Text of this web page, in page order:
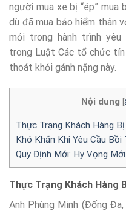
người mua xe bị “ép” mua
dù đã mua bảo hiểm thân
mỏi trong hành trình
trong Luật Các tổ chức
thoát khỏi gánh nặng này.
Nội dung [
Thực Trạng Khách Hàng
Khó Khăn Khi Yêu Cầu Bồi
Quy Định Mới: Hy Vọng Mới
Thực Trạng Khách Hàng
Anh Phùng Minh (Đống